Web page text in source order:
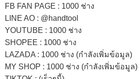
FB FAN PAGE : 1000 ช่าง
LINE AO : @handtool
YOUTUBE : 1000 ช่าง
SHOPEE : 1000 ช่าง
LAZADA : 1000 ช่าง (กำลังเพิ่มข้อมูล)
MY SHOP : 1000 ช่าง (กำลังเพิ่มข้อมูล)